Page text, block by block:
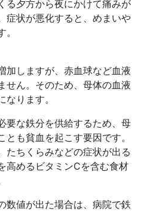
る夕方から夜にかけて痛みが
症状が悪化すると、めまいや
加しますが、赤血球など血液
せん。そのため、母体の血液
ります。
要な鉄分を供給するため、母
も貧血を起こす要因です。
たちくらみなどの症状が出る
高めるビタミンCを含む食材
数値が出た場合は、病院で鉄